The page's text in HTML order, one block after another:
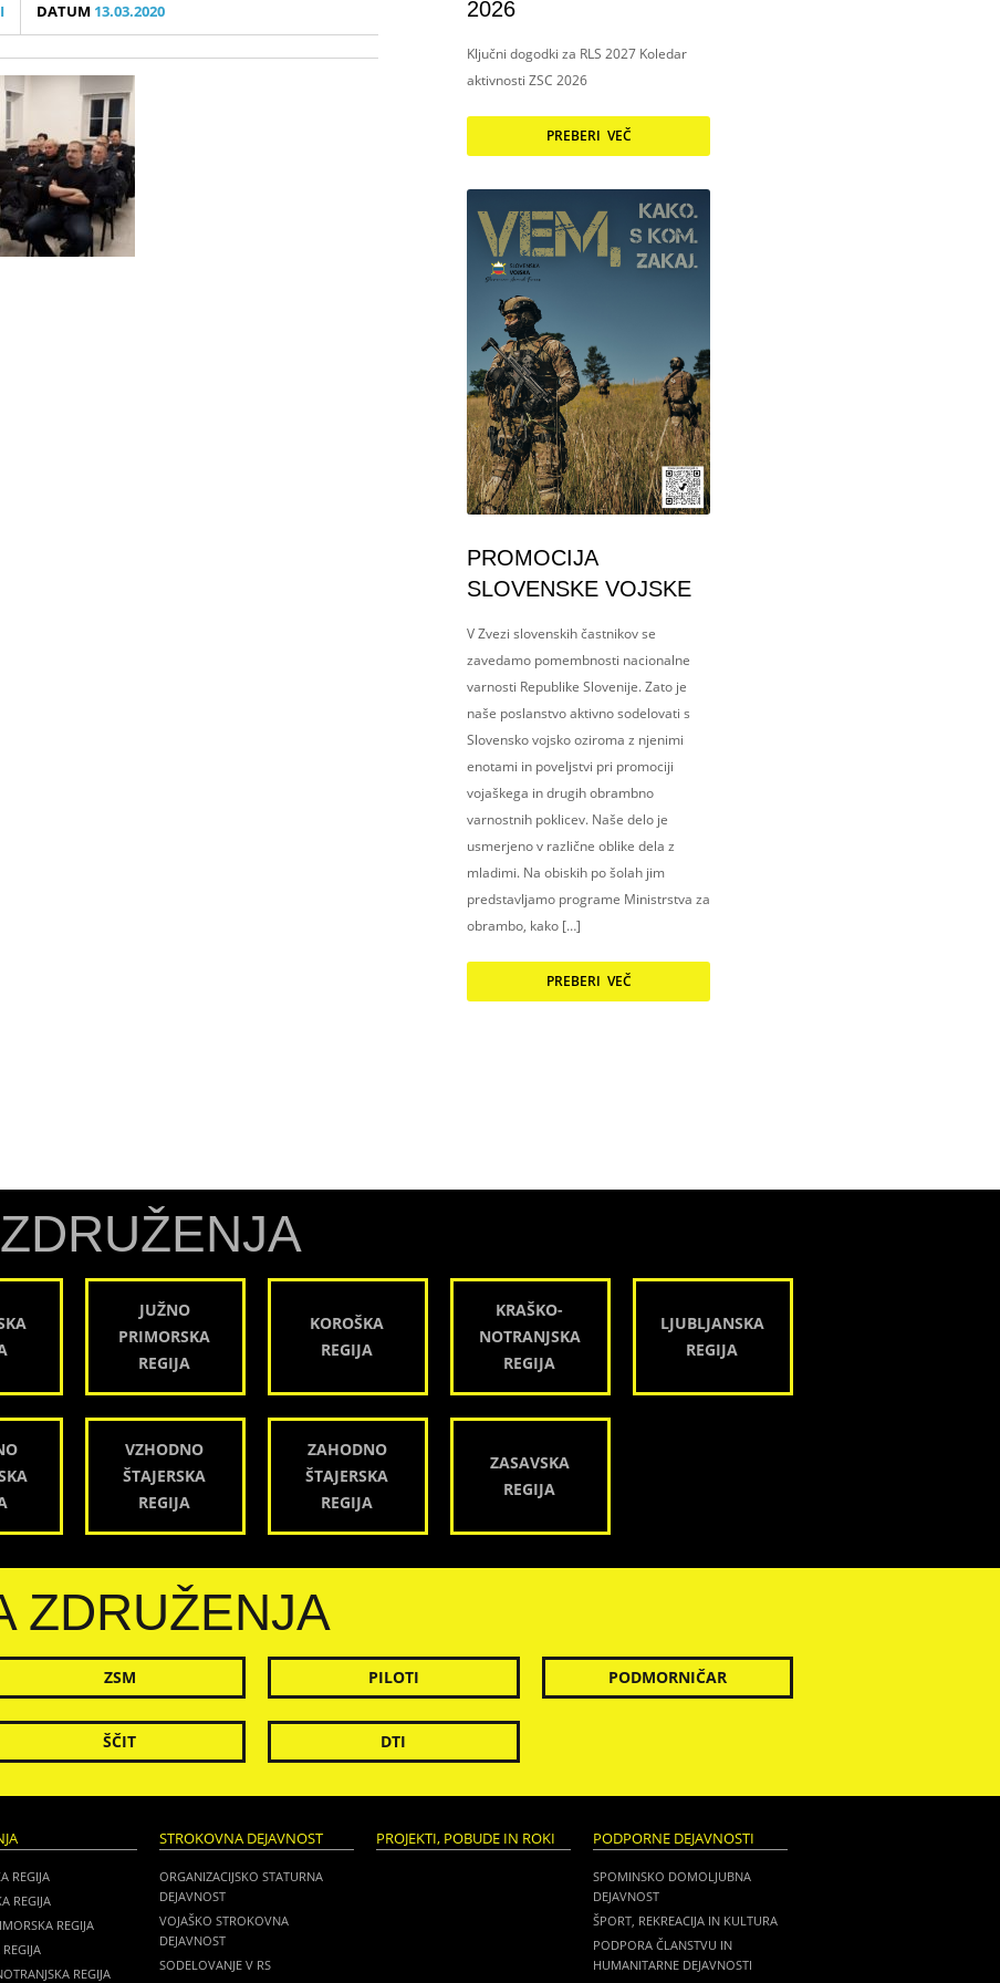
DATUM 13.03.2020 2026
Ključni dogodki za RLS 2027 Koledar
aktivnosti ZSC 2026
PREBERI VEČ
PROMOCIJA
SLOVENSKE VOJSKE
V Zvezi slovenskih častnikov se
zavedamo pomembnosti nacionalne
varnosti Republike Slovenije. Zato je
naše poslanstvo aktivno sodelovati s
Slovensko vojsko oziroma z njenimi
enotami in poveljstvi pri promociji
vojaškega in drugih obrambno
varnostnih poklicev. Naše delo je
usmerjeno v različne oblike dela z
mladimi. Na obiskih po šolah jim
predstavljamo programe Ministrstva za
obrambo, kako […]
PREBERI VEČ
JUŽNO
PRIMORSKA
REGIJA
KOROŠKA
REGIJA
KRAŠKO-
NOTRANJSKA
REGIJA
LJUBLJANSKA
REGIJA
VZHODNO
ŠTAJERSKA
REGIJA
ZAHODNO
ŠTAJERSKA
REGIJA
ZASAVSKA
REGIJA
ZDRUŽENJA
ZSM PILOTI PODMORNIČAR
ŠČIT DTI
REGIJA
REGIJA
REGIJA
REGIJA
STROKOVNA DEJAVNOST
ORGANIZACIJSKO STATURNA
DEJAVNOST
VOJAŠKO STROKOVNA
DEJAVNOST
SODELOVANJE V RS
PROJEKTI, POBUDE IN ROKI PODPORNE DEJAVNOSTI
SPOMINSKO DOMOLJUBNA
DEJAVNOST
ŠPORT, REKREACIJA IN KULTURA
PODPORA ČLANSTVU IN
HUMANITARNE DEJAVNOSTI